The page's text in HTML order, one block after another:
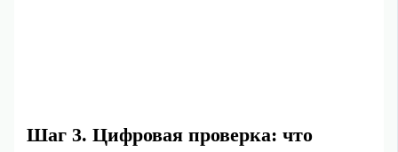
Шаг 3. Цифровая проверка: что